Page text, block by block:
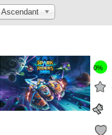
Ascendant
0%